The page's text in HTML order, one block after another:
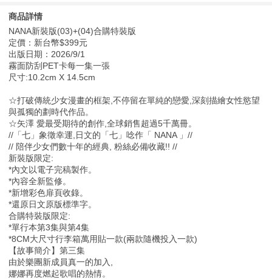
商品詳情
NANA新裝版(03)+(04)合購特裝版
定價：新台幣$399元
出版日期：2026/9/1
霧面防刮PET卡每一集一張
尺寸:10.2cm X 14.5cm
☆打破傳統少女漫畫的框架,不停留在單純的戀愛,深刻描繪女性慾望
與孤獨的劃時代作品。
☆矢澤 愛最受期待的創作,全球銷售超過5千萬冊。
//「七」象徵幸運,日文的「七」唸作「 NANA 」//
// 陪伴少女們數十年的經典, 粉絲必備收藏!! //
新裝版限定:
*內文以電子完稿製作。
*內容全新監修。
*新增彩色扉頁收錄。
*還原日文原版標準字。
合購特裝版限定:
*單行本第3集與第4集
*8CM大尺寸行李箱萬用貼一款(兩款隨機投入一款)
【故事簡介】第三集
由於樂團新成員真一的加入,
娜娜再度燃起歌唱的熱情。